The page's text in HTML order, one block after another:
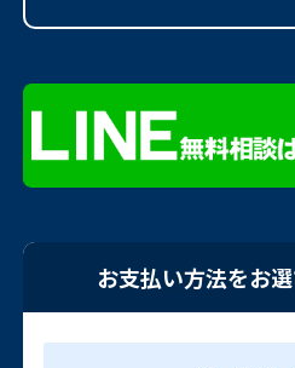
お支払い方法をお